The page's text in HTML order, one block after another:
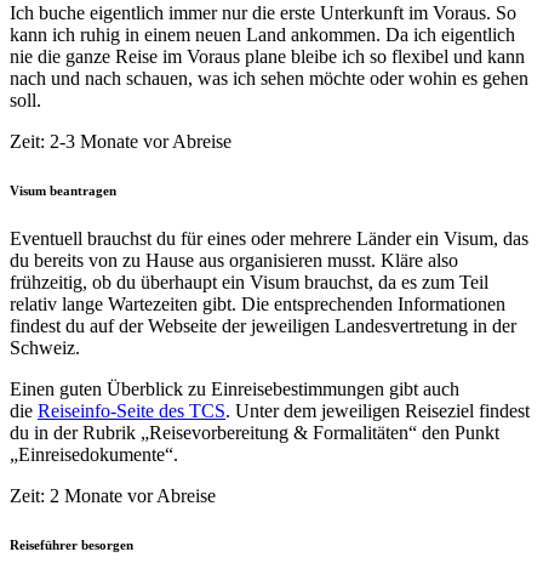
Ich buche eigentlich immer nur die erste Unterkunft im Voraus. So
kann ich ruhig in einem neuen Land ankommen. Da ich eigentlich
nie die ganze Reise im Voraus plane bleibe ich so flexibel und kann
nach und nach schauen, was ich sehen möchte oder wohin es gehen
soll.
Zeit: 2-3 Monate vor Abreise
Visum beantragen
Eventuell brauchst du für eines oder mehrere Länder ein Visum, das
du bereits von zu Hause aus organisieren musst. Kläre also
frühzeitig, ob du überhaupt ein Visum brauchst, da es zum Teil
relativ lange Wartezeiten gibt. Die entsprechenden Informationen
findest du auf der Webseite der jeweiligen Landesvertretung in der
Schweiz.
Einen guten Überblick zu Einreisebestimmungen gibt auch
die Reiseinfo-Seite des TCS. Unter dem jeweiligen Reiseziel findest
du in der Rubrik „Reisevorbereitung & Formalitäten“ den Punkt
„Einreisedokumente“.
Zeit: 2 Monate vor Abreise
Reiseführer besorgen